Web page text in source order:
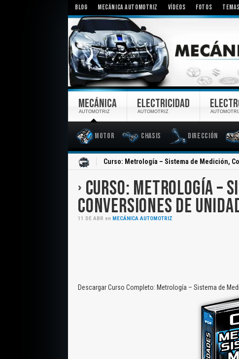
BLOG MECÁNICA AUTOMOTRIZ VÍDEOS FOTOS TEMAS
MECÁNICA
AUTOMOTRIZ
Motor Chasis Dirección
ELECTRICIDAD
AUTOMOTRIZ
Curso: Metrología – Sistema de Medición,
CURSO: METROLOGÍA –
CONVERSIONES DE
11 DE ABR en MECÁNICA AUTOMOTRIZ
Descargar Curso Completo: Metrología – Sistema de